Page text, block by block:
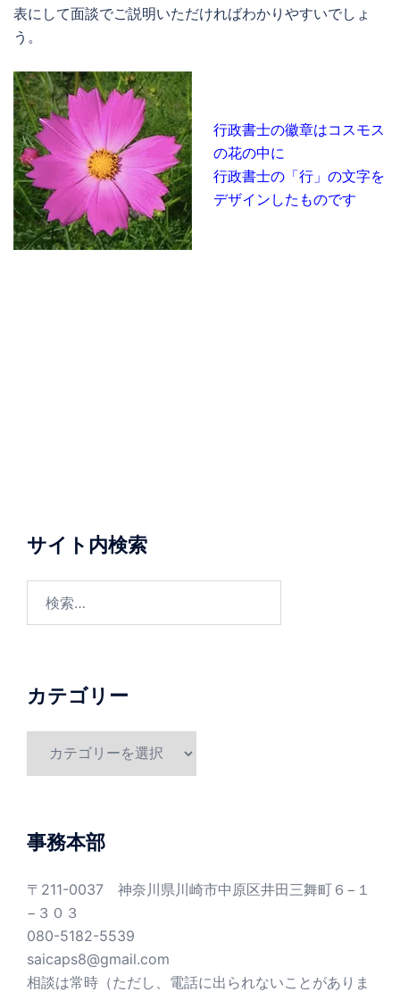
表にして面談でご説明いただければわかりやすいでしょ
う。
行政書士の徽章はコスモス
の花の中に
行政書士の「行」の文字を
デザインしたものです
サイト内検索
カテゴリー
ー
事務本部
〒211-0037 神奈川県川崎市中原区井田三舞町６−１
−３０３
080-5182-5539
saicaps8@gmail.com
相談は常時（ただし、電話に出られないことがありま